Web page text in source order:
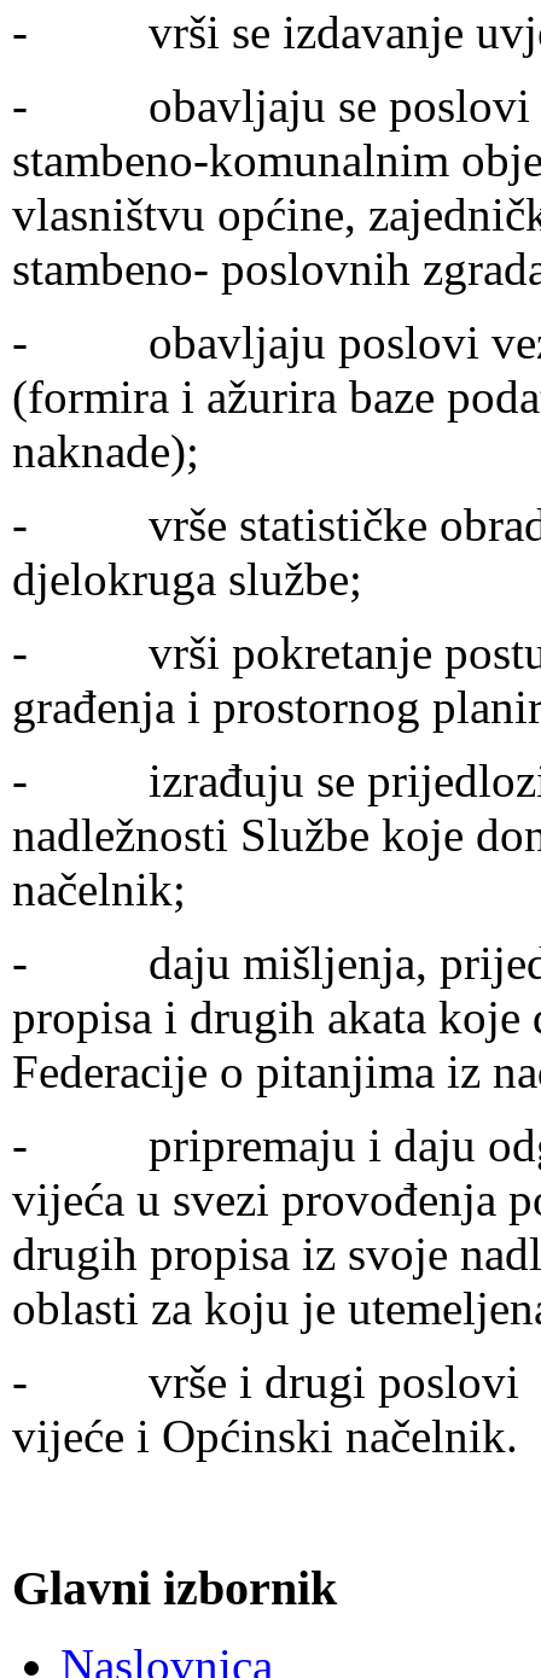
- vrši se izdavanje
- obavljaju se poslovi
stambeno-komunalnim
vlasništvu općine,
stambeno- poslovnih
- obavljaju poslovi
(formira i ažurira baze
naknade);
- vrše statističke
djelokruga službe;
- vrši pokretanje
građenja i prostornog
- izrađuju se prijedlozi
nadležnosti Službe koje
načelnik;
- daju mišljenja,
propisa i drugih akata koje
Federacije o pitanjima iz
- pripremaju i daju
vijeća u svezi provođenja
drugih propisa iz svoje
oblasti za koju je
- vrše i drugi poslovi
vijeće i Općinski načelnik.
Glavni izbornik
Naslovnica